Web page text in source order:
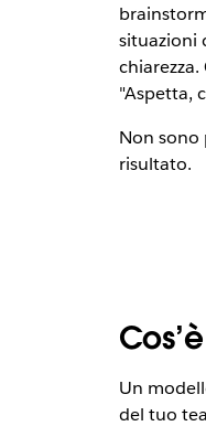
situazioni
"Aspetta,
Non sono
risultato.
Un
del tuo